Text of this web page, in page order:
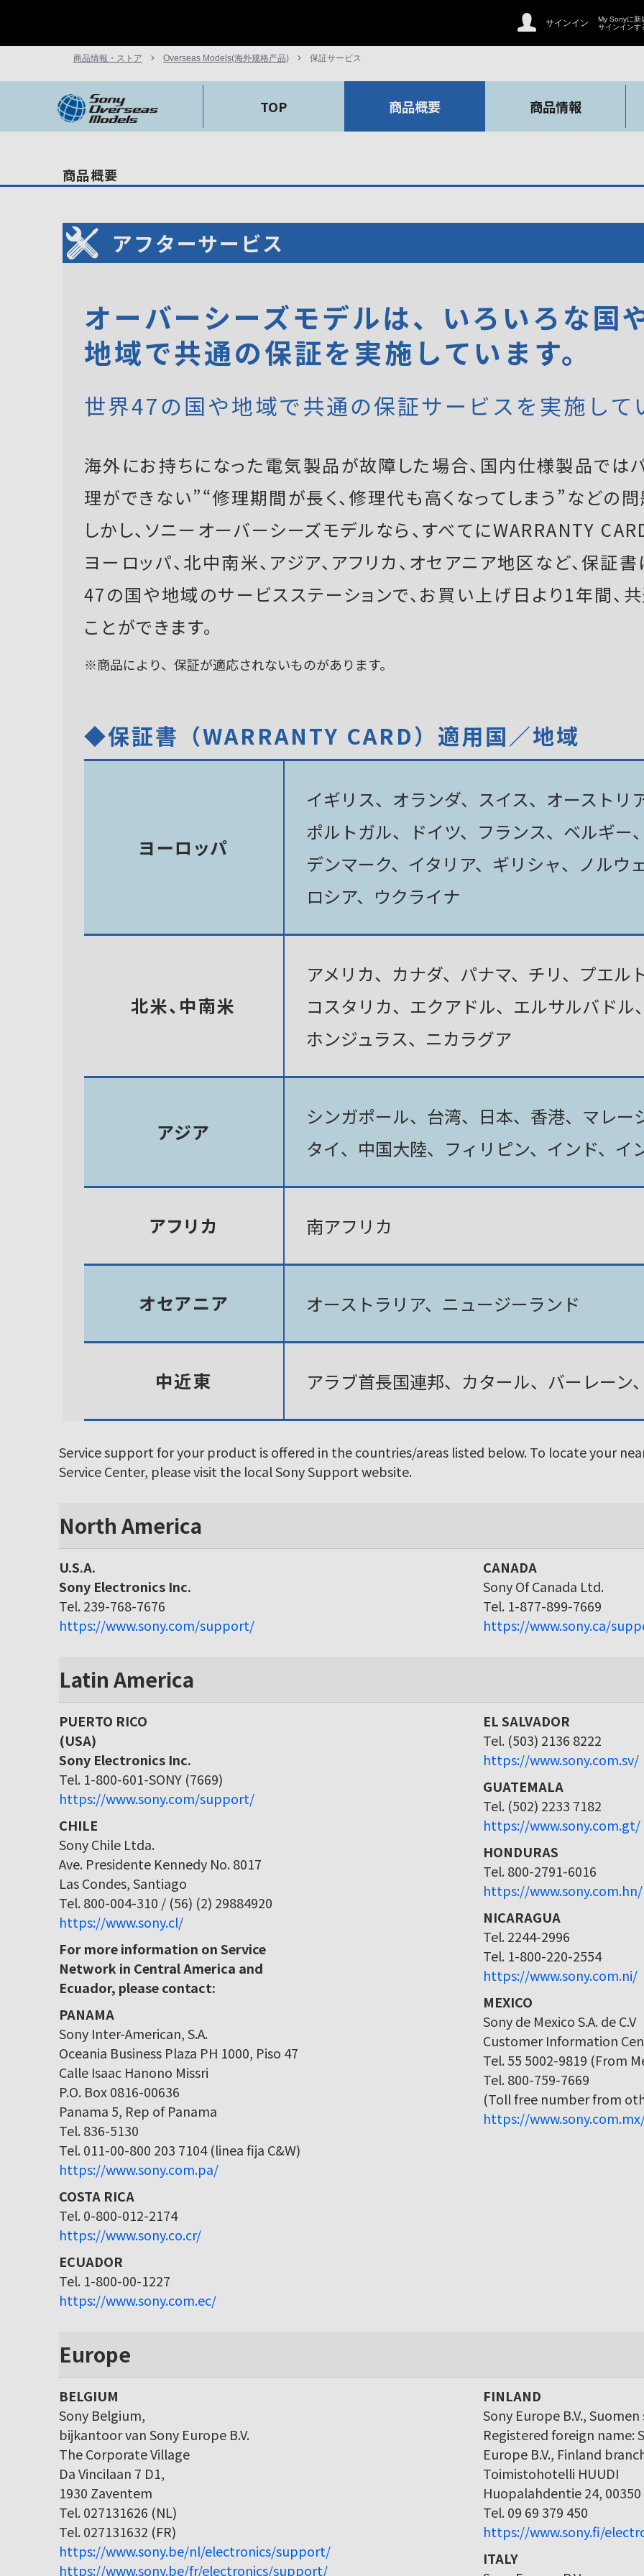
サインイン
My Sonyに新
サインインす
商品情報・ストア Overseas Models(海外规格产品) 保証サービス
TOP 商品概要 商品情報
商品概要
アフターサービス
オーバーシーズモデルは、いろいろな国
地域で共通の保証を実施しています。
世界47の国や地域で共通の保証サービスを実施して
海外にお持ちになった電気製品が故障した場合、国内仕様製品では
理ができない”“修理期間が長く、修理代も高くなってしまう”などの問
しかし、ソニーオーバーシーズモデルなら、すべてにWARRANTY
ヨーロッパ、北中南米、アジア、アフリカ、オセアニア地区など、保
47の国や地域のサービスステーションで、お買い上げ日より1年間、
ことができます。
※商品により、保証が適応されないものがあります。
◆保証書（WARRANTY CARD）適用国／地域
ヨーロッパ
イギリス、オランダ、スイス、オーストリ
ポルトガル、ドイツ、フランス、ベルギー
デンマーク、イタリア、ギリシャ、ノルウ
ロシア、ウクライナ
北米、中南米
アメリカ、カナダ、パナマ、チリ、プエル
コスタリカ、エクアドル、エルサルバドル
ホンジュラス、ニカラグア
アジア
シンガポール、台湾、日本、香港、マレー
タイ、中国大陸、フィリピン、インド、イ
アフリカ 南アフリカ
オセアニア オーストラリア、ニュージーランド
中近東 アラブ首長国連邦、カタール、バーレーン
Service support for your product is offered in the countries/areas listed below. To locate your
Service Center, please visit the local Sony Support website.
North America
U.S.A.
Sony Electronics Inc.
Tel. 239-768-7676
https://www.sony.com/support/
CANADA
Sony Of Canada Ltd.
Tel. 1-877-899-7669
https://www.sony.ca/
Latin America
PUERTO RICO
(USA)
Sony Electronics Inc.
Tel. 1-800-601-SONY (7669)
https://www.sony.com/support/
CHILE
Sony Chile Ltda.
Ave. Presidente Kennedy No. 8017
Las Condes, Santiago
Tel. 800-004-310 / (56) (2) 29884920
https://www.sony.cl/
For more information on Service
Network in Central America and
Ecuador, please contact:
PANAMA
Sony Inter-American, S.A.
Oceania Business Plaza PH 1000, Piso 47
Calle Isaac Hanono Missri
P.O. Box 0816-00636
Panama 5, Rep of Panama
Tel. 836-5130
Tel. 011-00-800 203 7104 (linea fija C&W)
https://www.sony.com.pa/
COSTA RICA
Tel. 0-800-012-2174
https://www.sony.co.cr/
ECUADOR
Tel. 1-800-00-1227
https://www.sony.com.ec/
EL SALVADOR
Tel. (503) 2136 8222
https://www.sony.com.sv/
GUATEMALA
Tel. (502) 2233 7182
https://www.sony.com.gt/
HONDURAS
Tel. 800-2791-6016
https://www.sony.com.hn/
NICARAGUA
Tel. 2244-2996
Tel. 1-800-220-2554
https://www.sony.com.ni/
MEXICO
Sony de Mexico S.A. de C.V
Customer Information
Tel. 55 5002-9819 (From
Tel. 800-759-7669
(Toll free number from
https://
Europe
BELGIUM
Sony Belgium,
bijkantoor van Sony Europe B.V.
The Corporate Village
Da Vincilaan 7 D1,
1930 Zaventem
Tel. 027131626 (NL)
Tel. 027131632 (FR)
https://www.sony.be/nl/electronics/support/
https://www.sony.be/fr/electronics/support/
FINLAND
Sony Europe B.V.,
Registered foreign name:
Europe B.V., Finland
Toimistohotelli HUUDI
Huopalahdentie 24,
Tel. 09 69 379 450
https://www.sony.fi/
ITALY